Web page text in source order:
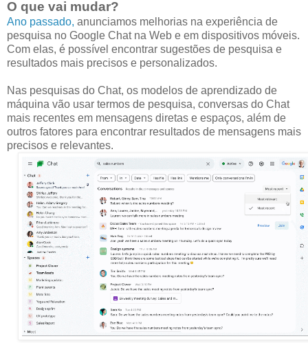
O que vai mudar?
Ano passado, anunciamos melhorias na experiência de
pesquisa no Google Chat na Web e em dispositivos móveis.
Com elas, é possível encontrar sugestões de pesquisa e
resultados mais precisos e personalizados.
Nas pesquisas do Chat, os modelos de aprendizado de
máquina vão usar termos de pesquisa, conversas do Chat
mais recentes em mensagens diretas e espaços, além de
outros fatores para encontrar resultados de mensagens mais
precisos e relevantes.